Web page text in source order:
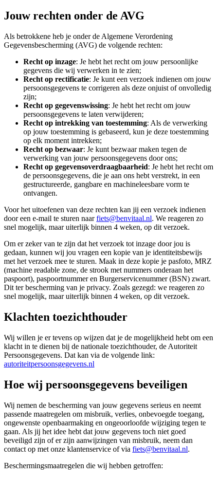
Jouw rechten onder de AVG
Als betrokkene heb je onder de Algemene Verordening
Gegevensbescherming (AVG) de volgende rechten:
Recht op inzage: Je hebt het recht om jouw persoonlijke
gegevens die wij verwerken in te zien;
Recht op rectificatie: Je kunt een verzoek indienen om jouw
persoonsgegevens te corrigeren als deze onjuist of onvolledig
zijn;
Recht op gegevenswissing: Je hebt het recht om jouw
persoonsgegevens te laten verwijderen;
Recht op intrekking van toestemming: Als de verwerking
op jouw toestemming is gebaseerd, kun je deze toestemming
op elk moment intrekken;
Recht op bezwaar: Je kunt bezwaar maken tegen de
verwerking van jouw persoonsgegevens door ons;
Recht op gegevensoverdraagbaarheid: Je hebt het recht om
de persoonsgegevens, die je aan ons hebt verstrekt, in een
gestructureerde, gangbare en machineleesbare vorm te
ontvangen.
Voor het uitoefenen van deze rechten kan jij een verzoek indienen
door een e-mail te sturen naarfiets@benvitaal.nl. We reageren zo
snel mogelijk, maar uiterlijk binnen 4 weken, op dit verzoek.
Om er zeker van te zijn dat het verzoek tot inzage door jou is
gedaan, kunnen wij jou vragen een kopie van je identiteitsbewijs
met het verzoek mee te sturen. Maak in deze kopie je pasfoto, MRZ
(machine readable zone, de strook met nummers onderaan het
paspoort), paspoortnummer en Burgerservicenummer (BSN) zwart.
Dit ter bescherming van je privacy. Zoals gezegd: we reageren zo
snel mogelijk, maar uiterlijk binnen 4 weken, op dit verzoek.
Klachten toezichthouder
Wij willen je er tevens op wijzen dat je de mogelijkheid hebt om een
klacht in te dienen bij de nationale toezichthouder, de Autoriteit
Persoonsgegevens. Dat kan via de volgende link:
autoriteitpersoonsgegevens.nl
Hoe wij persoonsgegevens beveiligen
Wij nemen de bescherming van jouw gegevens serieus en neemt
passende maatregelen om misbruik, verlies, onbevoegde toegang,
ongewenste openbaarmaking en ongeoorloofde wijziging tegen te
gaan. Als jij het idee hebt dat jouw gegevens toch niet goed
beveiligd zijn of er zijn aanwijzingen van misbruik, neem dan
contact op met onze klantenservice of via fiets@benvitaal.nl.
Beschermingsmaatregelen die wij hebben getroffen: